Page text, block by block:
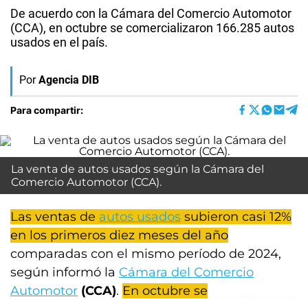
De acuerdo con la Cámara del Comercio Automotor
(CCA), en octubre se comercializaron 166.285 autos
usados en el país.
Por Agencia DIB
Para compartir:
La venta de autos usados según la Cámara del
Comercio Automotor (CCA).
Las ventas de autos usados subieron casi 12%
en los primeros diez meses del año
comparadas con el mismo período de 2024,
según informó la Cámara del Comercio
Automotor (CCA). En octubre se